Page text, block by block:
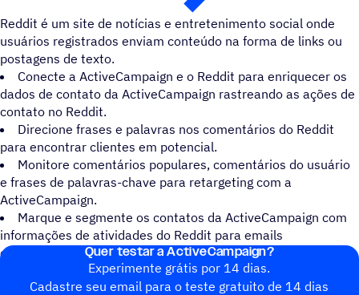
Reddit é um site de notícias e entretenimento social onde
usuários registrados enviam conteúdo na forma de links ou
postagens de texto.
Conecte a ActiveCampaign e o Reddit para enriquecer os
dados de contato da ActiveCampaign rastreando as ações de
contato no Reddit.
Direcione frases e palavras nos comentários do Reddit
para encontrar clientes em potencial.
Monitore comentários populares, comentários do usuário
e frases de palavras-chave para retargeting com a
ActiveCampaign.
Marque e segmente os contatos da ActiveCampaign com
informações de atividades do Reddit para emails
enriquecidos e mais personalizados.
Quer testar a ActiveCampaign?
Experimente grátis por 14 dias.
Cadastre seu email para o teste gratuito de 14 dias